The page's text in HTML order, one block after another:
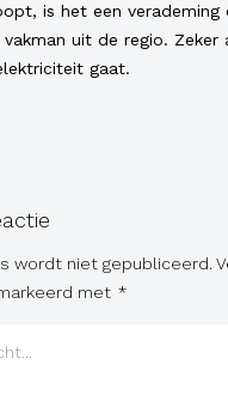
is het een verademing
uit de regio. Zeker
gaat.
wordt niet gepubliceerd.
met *